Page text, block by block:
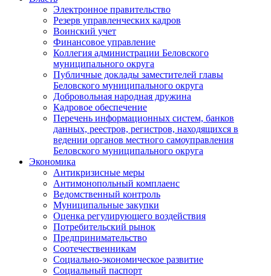
Электронное правительство
Резерв управленческих кадров
Воинский учет
Финансовое управление
Коллегия администрации Беловского
муниципального округа
Публичные доклады заместителей главы
Беловского муниципального округа
Добровольная народная дружина
Кадровое обеспечение
Перечень информационных систем, банков
данных, реестров, регистров, находящихся в
ведении органов местного самоуправления
Беловского муниципального округа
Экономика
Антикризисные меры
Антимонопольный комплаенс
Ведомственный контроль
Муниципальные закупки
Оценка регулирующего воздействия
Потребительский рынок
Предпринимательство
Соотечественникам
Социально-экономическое развитие
Социальный паспорт